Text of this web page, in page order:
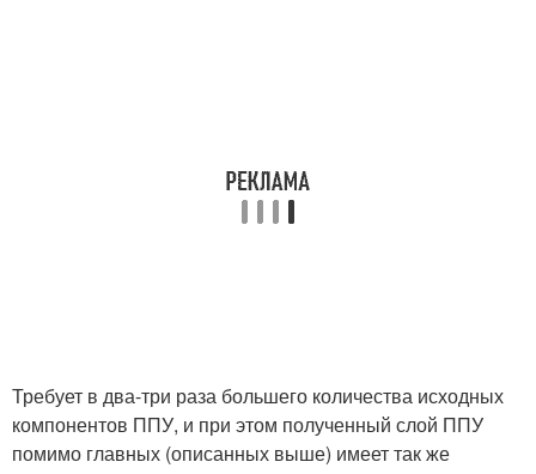
Требует в два-три раза большего количества исходных
компонентов ППУ, и при этом полученный слой ППУ
помимо главных (описанных выше) имеет так же